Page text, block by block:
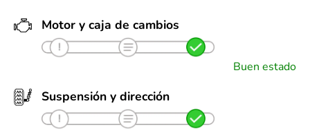
Motor y caja de cambios
Buen estado
Suspensión y dirección